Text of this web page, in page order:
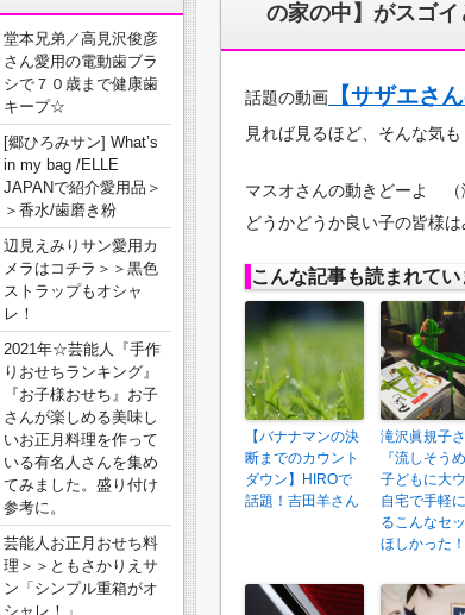
の家の中】がスゴイ
話題の動画 【サザエさ
見れば見るほど、そんな気も
マスオさんの動きどーよ （
どうかどうか良い子の皆様は
こんな記事も読まれてい
【バナナマンの決
断までのカウント
ダウン】HIROで
話題！吉田羊さん
滝沢眞規子
『流しそうめ
子どもに大ウ
自宅で手軽
るこんなセ
ほしかった！
堂本兄弟／高見沢俊彦
さん愛用の電動歯ブラ
シで７０歳まで健康歯
キープ☆
[郷ひろみサン] What’s
in my bag /ELLE
JAPANで紹介愛用品＞
＞香水/歯磨き粉
辺見えみりサン愛用カ
メラはコチラ＞＞黒色
ストラップもオシャ
レ！
2021年☆芸能人『手作
りおせちランキング』
『お子様おせち』お子
さんが楽しめる美味し
いお正月料理を作って
いる有名人さんを集め
てみました。盛り付け
参考に。
芸能人お正月おせち料
理＞＞ともさかりえサ
ン「シンプル重箱がオ
シャレ！」